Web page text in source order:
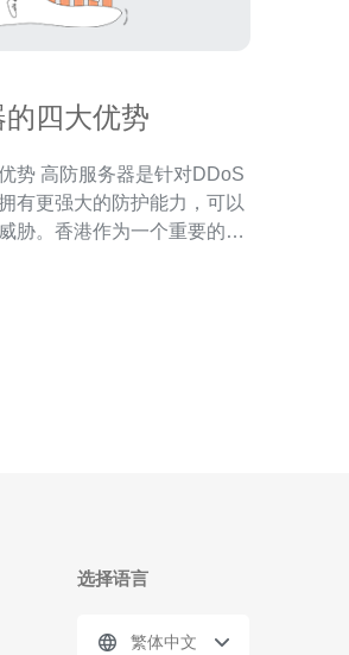
四大优势
DDoS
有更强大的防护能力，可以
胁。香港作为一个重要的亚
选择语言
繁体中文